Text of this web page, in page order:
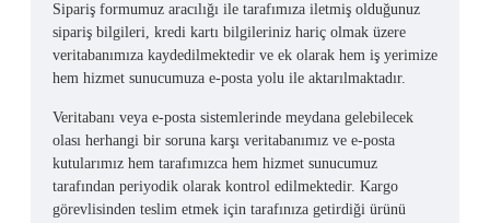
Sipariş formumuz aracılığı ile tarafımıza iletmiş olduğunuz
sipariş bilgileri, kredi kartı bilgileriniz hariç olmak üzere
veritabanımıza kaydedilmektedir ve ek olarak hem iş yerimize
hem hizmet sunucumuza e-posta yolu ile aktarılmaktadır.
Veritabanı veya e-posta sistemlerinde meydana gelebilecek
olası herhangi bir soruna karşı veritabanımız ve e-posta
kutularımız hem tarafımızca hem hizmet sunucumuz
tarafından periyodik olarak kontrol edilmektedir. Kargo
görevlisinden teslim etmek için tarafınıza getirdiği ürünü